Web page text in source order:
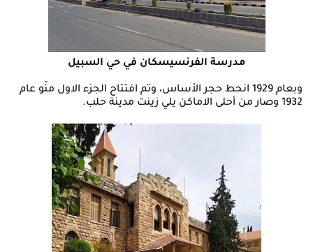
مدرسة الفرنسيسكان في حي السبيل
وبعام 1929 انحط حجر الأساس، وتم افتتاح الجزء الاول منّو عام
1932 وصار من أحلى الاماكن يلي زينت مدينة حلب.